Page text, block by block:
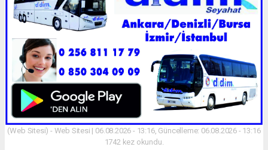
(Web Sitesi) - Web Sitesi | 06.08.2026 - 13:16, Güncelleme: 06.08.2026 - 13:16
1742 kez okundu.